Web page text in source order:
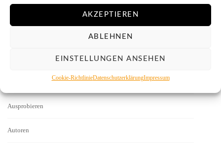
AKZEPTIEREN
ABLEHNEN
EINSTELLUNGEN ANSEHEN
Cookie-RichtlinieDatenschutzerklärungImpressum
Pinterest
KATEGORIEN
Ausprobieren
Autoren